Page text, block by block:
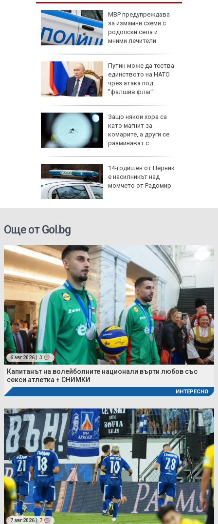
МВР предупреждава
за измамни схеми с
родопски села и
мними лечители
Путин може да тества
единството на НАТО
чрез атака под
"фалшив флаг"
Защо някои хора са
като магнит за
комарите, а други се
разминават с
ухапванията им?
14-годишен от Перник
е насилникът над
момчето от Радомир
Още от Gol.bg
6 авг 2026 | 3
Капитанът на волейболните национали върти любов със
секси атлетка + СНИМКИ
ИНТЕРЕСНО
7 авг 2026 | 7